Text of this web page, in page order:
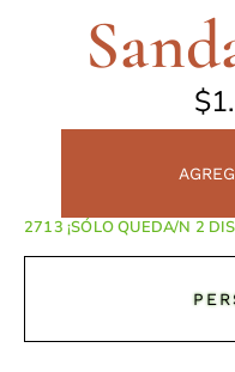
$
¡SÓLO QUEDA/N 2